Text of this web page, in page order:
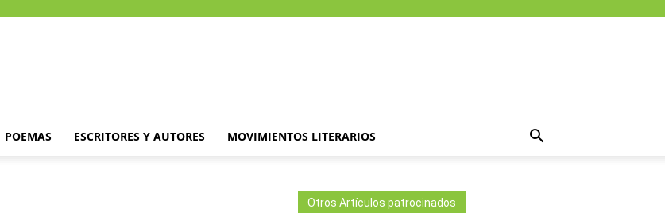
POEMAS ESCRITORES Y AUTORES MOVIMIENTOS LITERARIOS
Otros Artículos patrocinados